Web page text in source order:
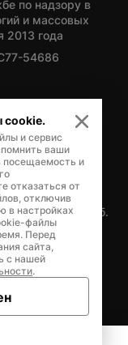
по надзору в
и массовых
2013 года
54686
Ямало-
д.1, каб.
cookie.
и сервис
ваши
посещаемость и
отказаться от
отключив
в настройках
файлы
Перед
сайта,
с нашей
.